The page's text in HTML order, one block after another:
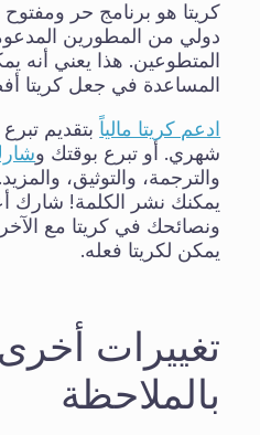
كريتا هو برنامج حر
دولي من المطورين
المتطوعين. هذا يعني
المساعدة في جعل كريتا
ادعم كريتا مالياًبتقديم
شهري. أو تبرع بوقتك و
والترجمة، والتوثيق،
يمكنك نشر الكلمة! شارك
ونصائحك في كريتا مع
يمكن لكريتا فعله.
تغييرات
بالملاحظة